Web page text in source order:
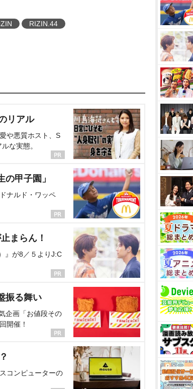
RIZIN.44
リアル
や悪質ホスト、S
な実態。
甲子園」
ナルド・ワッペ
まらん！
』が8／５よりJ:C
振る舞い
企画「お値段その
開催！
コンピューターの